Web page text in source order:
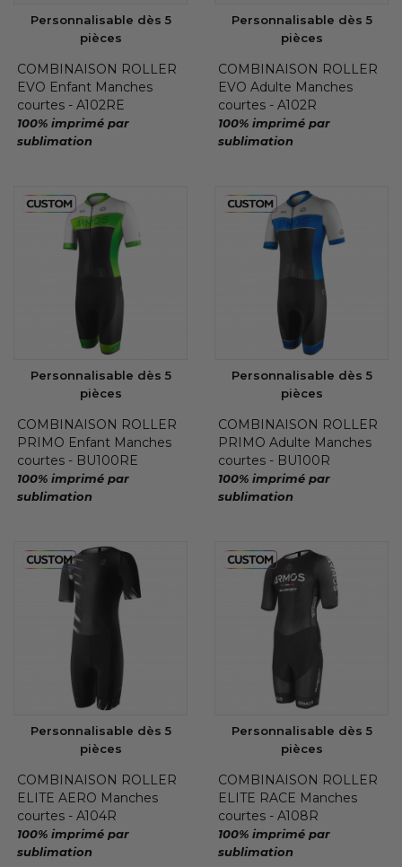
Personnalisable dès 5
pièces
COMBINAISON ROLLER
EVO Enfant Manches
courtes - A102RE
100% imprimé par
sublimation
Personnalisable dès 5
pièces
COMBINAISON ROLLER
EVO Adulte Manches
courtes - A102R
100% imprimé par
sublimation
Personnalisable dès 5
pièces
COMBINAISON ROLLER
PRIMO Enfant Manches
courtes - BU100RE
100% imprimé par
sublimation
Personnalisable dès 5
pièces
COMBINAISON ROLLER
PRIMO Adulte Manches
courtes - BU100R
100% imprimé par
sublimation
Personnalisable dès 5
pièces
COMBINAISON ROLLER
ELITE AERO Manches
courtes - A104R
100% imprimé par
sublimation
Personnalisable dès 5
pièces
COMBINAISON ROLLER
ELITE RACE Manches
courtes - A108R
100% imprimé par
sublimation